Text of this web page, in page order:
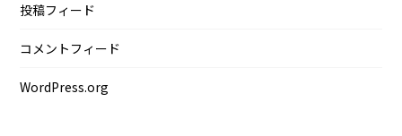
投稿フィード
コメントフィード
WordPress.org